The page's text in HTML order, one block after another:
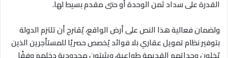
القدرة على سداد ثمن الوحدة أو حتى مقدم بسيط لها.
ولضمان فعالية هذا النص على أرض الواقع، يُقترح أن تلتزم الدولة
بتوفير نظام تمويل عقاري بلا فوائد يُخصص حصريًا للمستأجرين الذين